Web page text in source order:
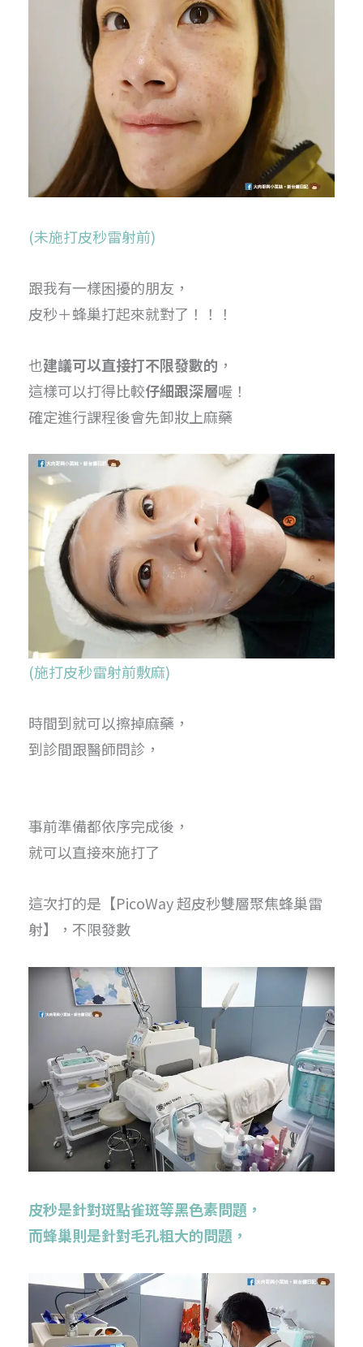
(未施打皮秒雷射前)
跟我有一樣困擾的朋友，
皮秒＋蜂巢打起來就對了！！！
也建議可以直接打不限發數的 ，
這樣可以打得比較仔細跟深層喔！
確定進行課程後會先卸妝上麻藥
(施打皮秒雷射前敷麻)
時間到就可以擦掉麻藥，
到診間跟醫師問診，
事前準備都依序完成後，
就可以直接來施打了
這次打的是【PicoWay 超皮秒雙層聚焦蜂巢雷
射】，不限發數
皮秒是針對斑點雀斑等黑色素問題，
而蜂巢則是針對毛孔粗大的問題，